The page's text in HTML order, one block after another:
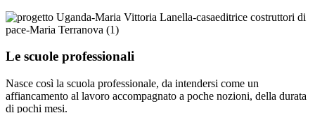
Le scuole professionali
Nasce così la scuola professionale, da intendersi come un
affiancamento al lavoro accompagnato a poche nozioni, della durata
di pochi mesi.